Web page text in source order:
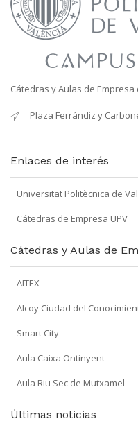
Cátedras y Aulas de
Plaza Ferrándiz y
Enlaces de interés
Universitat Politècnica de
Cátedras de Empresa UPV
Cátedras y Aulas de
AITEX
Alcoy Ciudad del
Smart City
Aula Caixa Ontinyent
Aula Riu Sec de Mutxamel
Últimas noticias